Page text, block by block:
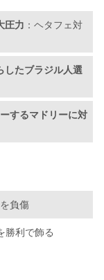
圧力 ：ヘタフェ対
したブラジル人選
するマドリーに対
負傷
勝利で飾る